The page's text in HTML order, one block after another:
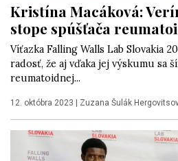
Kristína Macáková:
stope spúšťača
Víťazka Falling Walls Lab Slovakia
radosť, že aj vďaka jej výskumu sa
reumatoidnej...
12. októbra 2023 | Zuzana Šulák